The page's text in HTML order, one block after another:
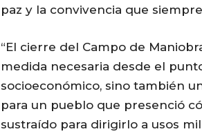
paz y la convivencia que
“El cierre del Campo de
medida necesaria desde el
socioeconómico, sino también
para un pueblo que presenció
sustraído para dirigirlo a usos